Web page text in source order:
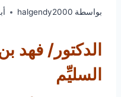
بواسطة halgendy2000
الدكتور/ فهد
السليِّم